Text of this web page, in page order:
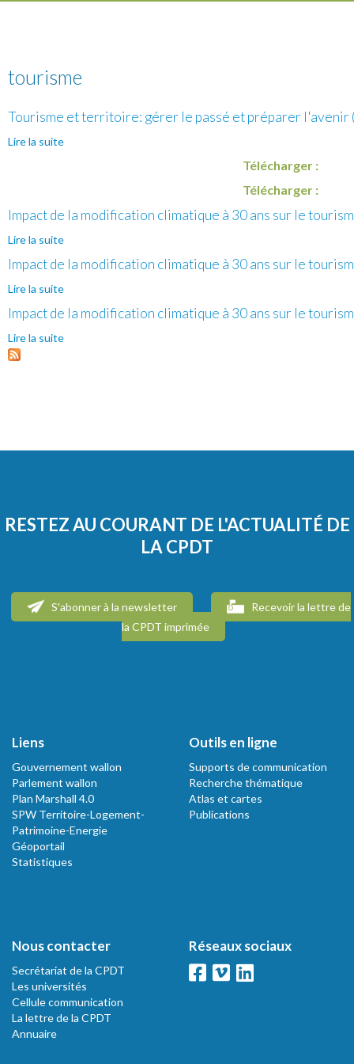
tourisme
Tourisme et territoire: gérer le passé et préparer l'avenir
Lire la suite
Télécharger :
Télécharger :
Impact de la modification climatique à 30 ans sur le
Lire la suite
Impact de la modification climatique à 30 ans sur le
Lire la suite
Impact de la modification climatique à 30 ans sur le
Lire la suite
RESTEZ AU COURANT DE L'ACTUALITÉ DE
LA CPDT
S'abonner à la newsletter
Recevoir la lettre de
la CPDT imprimée
Liens
Gouvernement wallon
Parlement wallon
Plan Marshall 4.0
SPW Territoire-Logement-
Patrimoine-Energie
Géoportail
Statistiques
Outils en ligne
Supports de communication
Recherche thématique
Atlas et cartes
Publications
Nous contacter
Secrétariat de la CPDT
Les universités
Cellule communication
La lettre de la CPDT
Annuaire
Réseaux sociaux